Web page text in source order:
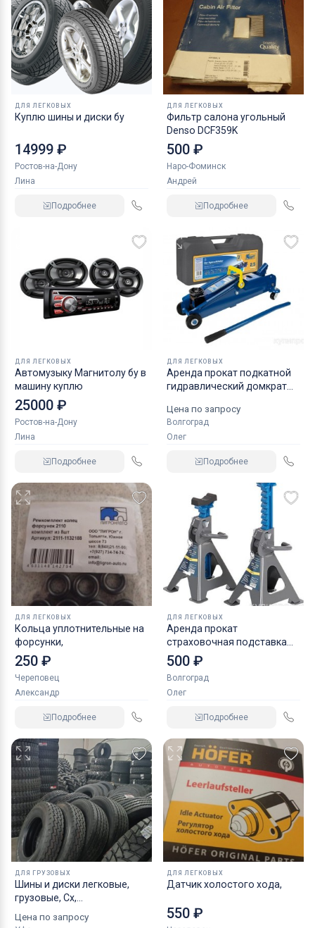
ДЛЯ ЛЕГКОВЫХ
Куплю шины и диски бу
14999 ₽
Ростов-на-Дону
Лина
Подробнее
ДЛЯ ЛЕГКОВЫХ
Фильтр салона угольный
Denso DCF359K
500 ₽
Наро-Фоминск
Андрей
Подробнее
ДЛЯ ЛЕГКОВЫХ
Автомузыку Магнитолу бу в
машину куплю
25000 ₽
Ростов-на-Дону
Лина
Подробнее
ДЛЯ ЛЕГКОВЫХ
Аренда прокат подкатной
гидравлический домкрат
Цена по запросу
Волгоград
Олег
Подробнее
ДЛЯ ЛЕГКОВЫХ
Кольца уплотнительные на
форсунки,
250 ₽
Череповец
Александр
Подробнее
ДЛЯ ЛЕГКОВЫХ
Аренда прокат
страховочная подставка
NORDBERG 2 т
500 ₽
Волгоград
Олег
Подробнее
ДЛЯ ГРУЗОВЫХ
Шины и диски легковые,
грузовые, Сх,
Цена по запросу
ДЛЯ ЛЕГКОВЫХ
Датчик холостого хода,
550 ₽